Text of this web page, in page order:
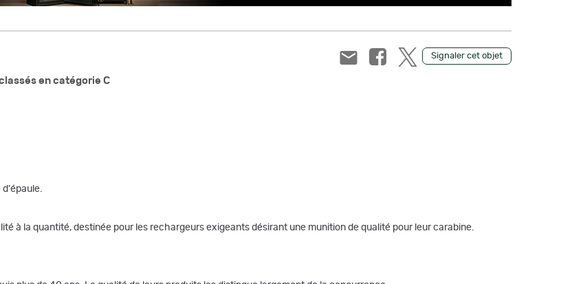
Signaler cet objet
en catégorie C
d'épaule.
à la quantité, destinée pour les rechargeurs exigeants désirant une munition de qualité pour leur carabine.